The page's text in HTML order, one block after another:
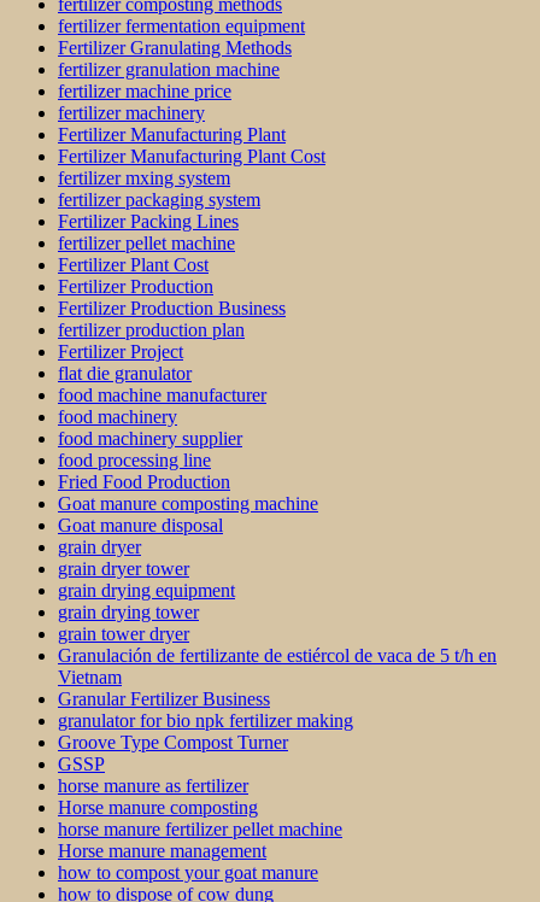
fertilizer composting methods
fertilizer fermentation equipment
Fertilizer Granulating Methods
fertilizer granulation machine
fertilizer machine price
fertilizer machinery
Fertilizer Manufacturing Plant
Fertilizer Manufacturing Plant Cost
fertilizer mxing system
fertilizer packaging system
Fertilizer Packing Lines
fertilizer pellet machine
Fertilizer Plant Cost
Fertilizer Production
Fertilizer Production Business
fertilizer production plan
Fertilizer Project
flat die granulator
food machine manufacturer
food machinery
food machinery supplier
food processing line
Fried Food Production
Goat manure composting machine
Goat manure disposal
grain dryer
grain dryer tower
grain drying equipment
grain drying tower
grain tower dryer
Granulación de fertilizante de estiércol de vaca de 5 t/h en
Vietnam
Granular Fertilizer Business
granulator for bio npk fertilizer making
Groove Type Compost Turner
GSSP
horse manure as fertilizer
Horse manure composting
horse manure fertilizer pellet machine
Horse manure management
how to compost your goat manure
how to dispose of cow dung